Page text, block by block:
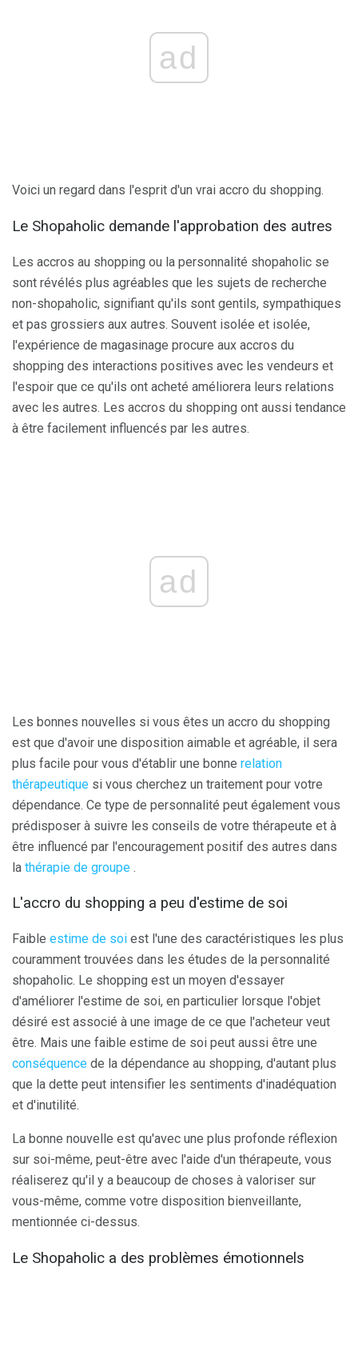
ad
Voici un regard dans l'esprit d'un vrai accro du shopping.
Le Shopaholic demande l'approbation des autres
Les accros au shopping ou la personnalité shopaholic se
sont révélés plus agréables que les sujets de recherche
non-shopaholic, signifiant qu'ils sont gentils, sympathiques
et pas grossiers aux autres. Souvent isolée et isolée,
l'expérience de magasinage procure aux accros du
shopping des interactions positives avec les vendeurs et
l'espoir que ce qu'ils ont acheté améliorera leurs relations
avec les autres. Les accros du shopping ont aussi tendance
à être facilement influencés par les autres.
ad
Les bonnes nouvelles si vous êtes un accro du shopping
est que d'avoir une disposition aimable et agréable, il sera
plus facile pour vous d'établir une bonne relation
thérapeutique si vous cherchez un traitement pour votre
dépendance. Ce type de personnalité peut également vous
prédisposer à suivre les conseils de votre thérapeute et à
être influencé par l'encouragement positif des autres dans
la thérapie de groupe .
L'accro du shopping a peu d'estime de soi
Faible estime de soi est l'une des caractéristiques les plus
couramment trouvées dans les études de la personnalité
shopaholic. Le shopping est un moyen d'essayer
d'améliorer l'estime de soi, en particulier lorsque l'objet
désiré est associé à une image de ce que l'acheteur veut
être. Mais une faible estime de soi peut aussi être une
conséquence de la dépendance au shopping, d'autant plus
que la dette peut intensifier les sentiments d'inadéquation
et d'inutilité.
La bonne nouvelle est qu'avec une plus profonde réflexion
sur soi-même, peut-être avec l'aide d'un thérapeute, vous
réaliserez qu'il y a beaucoup de choses à valoriser sur
vous-même, comme votre disposition bienveillante,
mentionnée ci-dessus.
Le Shopaholic a des problèmes émotionnels